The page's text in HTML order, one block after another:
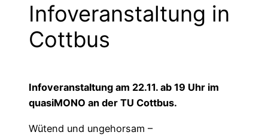
Infoveranstaltung in
Cottbus
Infoveranstaltung am 22.11. ab 19 Uhr im
quasiMONO an der TU Cottbus.
Wütend und ungehorsam –